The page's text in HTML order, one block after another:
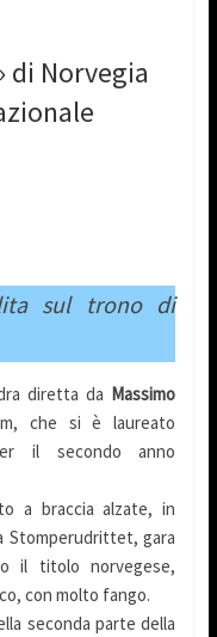
di Norvegia
sul trono di
diretta da Massimo
che si è laureato
il secondo anno
a braccia alzate, in
Stomperudrittet, gara
il titolo norvegese,
con molto fango.
seconda parte della